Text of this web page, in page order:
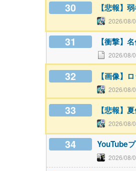
30 【悲報】
2026/08/
31 【衝撃】
2026/08/
32 【画像】
2026/08/
33 【悲報】
2026/08/
34 YouTube
2026/08/